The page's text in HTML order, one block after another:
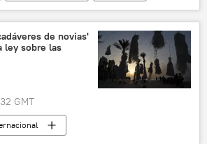
de novias'
ley sobre las
GMT